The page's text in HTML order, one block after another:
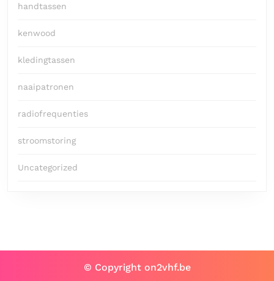
handtassen
kenwood
kledingtassen
naaipatronen
radiofrequenties
stroomstoring
Uncategorized
© Copyright on2vhf.be